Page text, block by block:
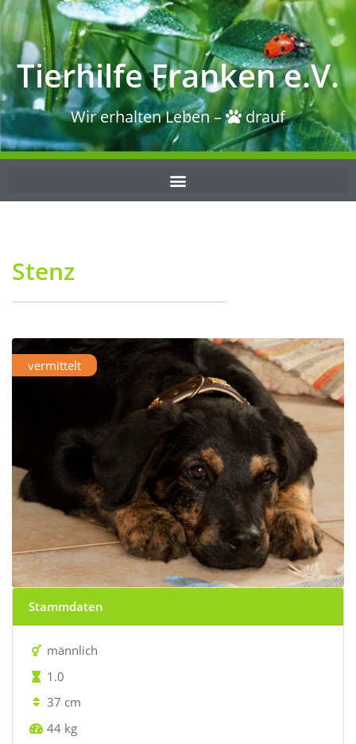
Tierhilfe Franken e.V.
Wir erhalten Leben – drauf
Stenz
vermittelt
Stammdaten
männlich
1.0
37 cm
44 kg